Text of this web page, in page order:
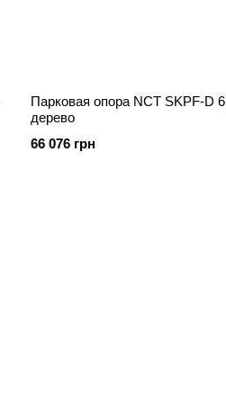
Парковая опора NCT SKPF-D
дерево
66 076 грн